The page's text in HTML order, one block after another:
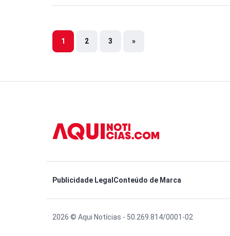
1 2 3 »
Publicidade Legal Conteúdo de Marca
2026 © Aqui Notícias - 50.269.814/0001-02